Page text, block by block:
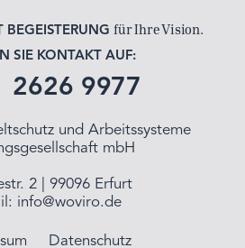
BEGEISTERUNG für Ihre Vision.
SIE KONTAKT AUF:
2626 9977
und Arbeitssysteme
mbH
2 | 99096 Erfurt
info@woviro.de
Datenschutz